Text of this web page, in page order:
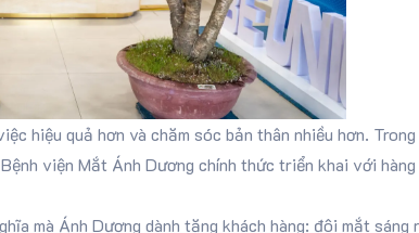
hiệu quả hơn và chăm sóc bản thân nhiều hơn.
Bệnh viện Mắt Ánh Dương chính thức triển khai với
mà Ánh Dương dành tặng khách hàng: đôi mắt